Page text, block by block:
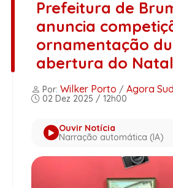
Prefeitura de
anuncia
ornamentação
abertura do
Por: Wilker Porto / Agora
02 Dez 2025 / 12h00
Ouvir Notícia
Narração automática (IA)